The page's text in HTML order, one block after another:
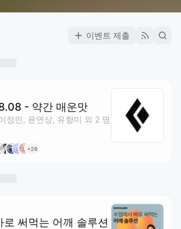
이벤트 제출
- 약간 매운맛
정민, 윤연상, 유향미 외 2 명
+26
로 써먹는 어깨 솔루션